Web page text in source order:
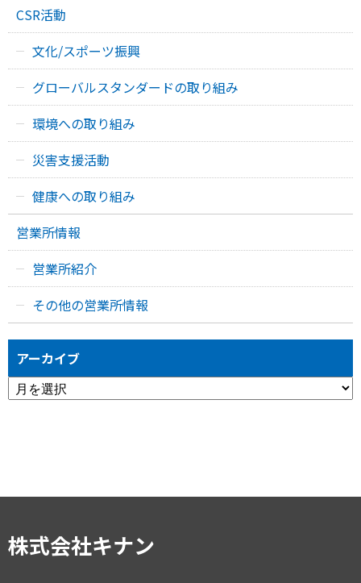
CSR活動
文化/スポーツ振興
グローバルスタンダードの取り組み
環境への取り組み
災害支援活動
健康への取り組み
営業所情報
営業所紹介
その他の営業所情報
アーカイブ
ア
ー
株式会社キナン